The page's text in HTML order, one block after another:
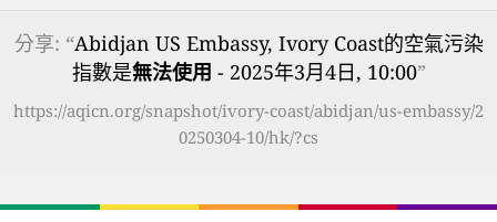
分享: “Abidjan US Embassy, Ivory Coast的空氣污染
指數是無法使用 - 2025年3月4日, 10:00”
https://aqicn.org/snapshot/ivory-coast/abidjan/us-embassy/2
0250304-10/hk/?cs